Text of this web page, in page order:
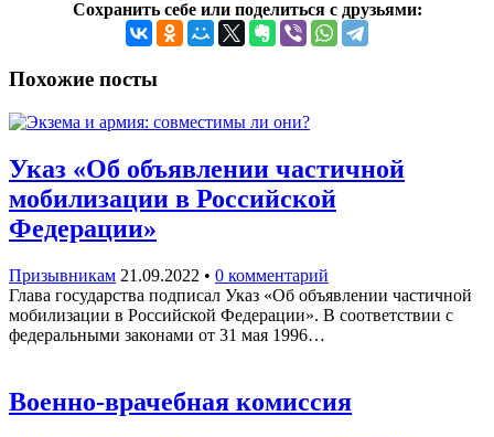
Сохранить себе или поделиться с друзьями:
Похожие посты
Указ «Об объявлении частичной
мобилизации в Российской
Федерации»
Призывникам 21.09.2022 • 0 комментарий
Глава государства подписал Указ «Об объявлении частичной
мобилизации в Российской Федерации». В соответствии с
федеральными законами от 31 мая 1996…
Военно-врачебная комиссия